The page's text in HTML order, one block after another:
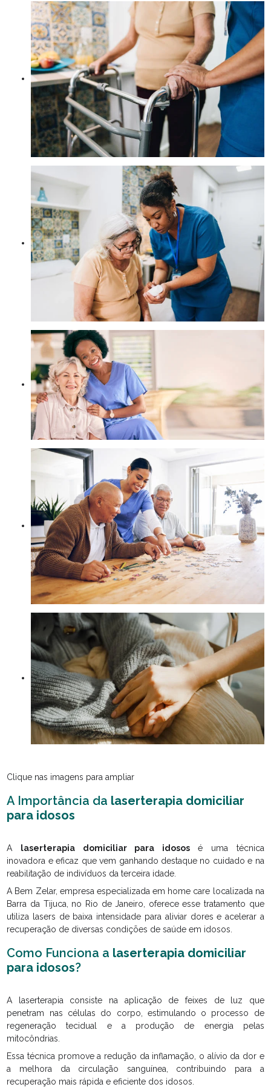
Clique nas imagens para ampliar
A Importância da laserterapia domiciliar
para idosos
A laserterapia domiciliar para idososé uma técnica
inovadora e eficaz que vem ganhando destaque no cuidado e na
reabilitação de indivíduos da terceira idade.
A Bem Zelar, empresa especializada em home care localizada na
Barra da Tijuca, no Rio de Janeiro, oferece esse tratamento que
utiliza lasers de baixa intensidade para aliviar dores e acelerar a
recuperação de diversas condições de saúde em idosos.
Como Funciona a laserterapia domiciliar
para idosos?
A laserterapia consiste na aplicação de feixes de luz que
penetram nas células do corpo, estimulando o processo de
regeneração tecidual e a produção de energia pelas
mitocôndrias.
Essa técnica promove a redução da inflamação, o alívio da dor e
a melhora da circulação sanguínea, contribuindo para a
recuperação mais rápida e eficiente dos idosos.